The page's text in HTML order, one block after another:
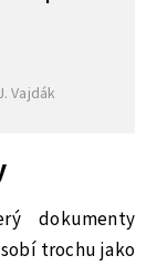
Vajdák
dokumenty
trochu jako